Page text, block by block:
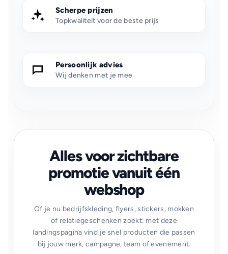
Scherpe prijzen
Topkwaliteit voor de beste prijs
Persoonlijk advies
Wij denken met je mee
Alles voor zichtbare
promotie vanuit één
webshop
Of je nu bedrijfskleding, flyers, stickers, mokken
of relatiegeschenken zoekt: met deze
landingspagina vind je snel producten die passen
bij jouw merk, campagne, team of evenement.